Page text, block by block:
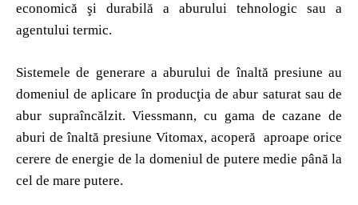
economică şi durabilă a aburului tehnologic sau a
agentului termic.
Sistemele de generare a aburului de înaltă presiune au
domeniul de aplicare în producţia de abur saturat sau de
abur supraîncălzit. Viessmann, cu gama de cazane de
aburi de înaltă presiune Vitomax, acoperă aproape orice
cerere de energie de la domeniul de putere medie până la
cel de mare putere.